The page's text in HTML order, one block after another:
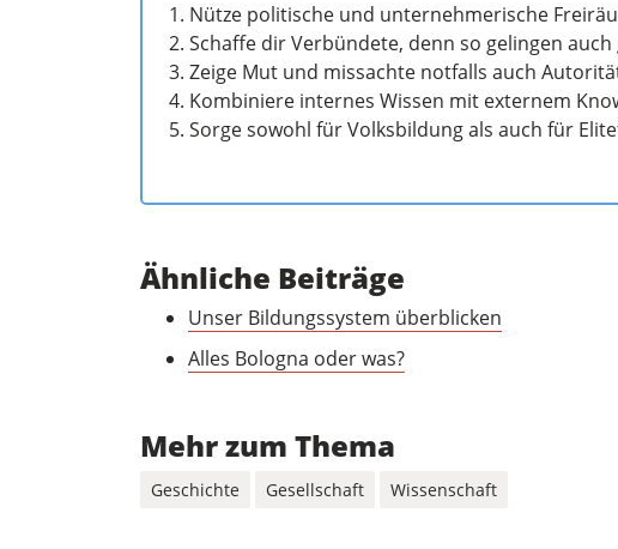
Nütze politische und unternehmerische
Schaffe dir Verbündete, denn so gelingen auch
Zeige Mut und missachte notfalls auch
Kombiniere internes Wissen mit externem
Sorge sowohl für Volksbildung als auch für
Ähnliche Beiträge
Unser Bildungssystem überblicken
Alles Bologna oder was?
Mehr zum Thema
Geschichte Gesellschaft Wissenschaft